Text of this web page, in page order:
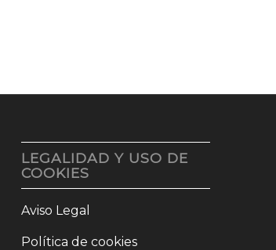
LEGALIDAD Y USO DE
COOKIES
Aviso Legal
Política de cookies